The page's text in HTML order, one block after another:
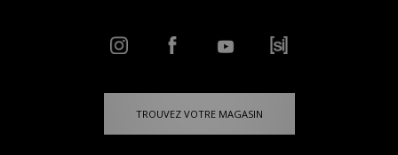
TROUVEZ VOTRE MAGASIN